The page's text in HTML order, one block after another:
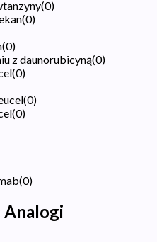
(0)
(0)
(0)
z daunorubicyną(0)
(0)
(0)
(0)
(0)
Analogi